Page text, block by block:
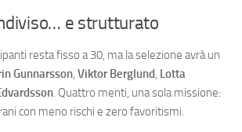
e strutturato
resta fisso a 30, ma la selezione avrà un
Gunnarsson, Viktor Berglund, Lotta
. Quattro menti, una sola missione:
con meno rischi e zero favoritismi.